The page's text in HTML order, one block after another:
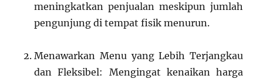
meningkatkan penjualan meskipun jumlah
pengunjung di tempat fisik menurun.
Menawarkan Menu yang Lebih Terjangkau
dan Fleksibel: Mengingat kenaikan harga